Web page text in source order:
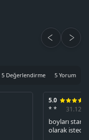
5 Değerlendirme 5 Yorum
5.0
* *
boyları
olarak